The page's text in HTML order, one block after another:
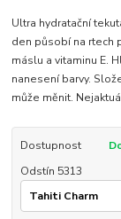
Ultra hydratační
den působí na rtech
máslu a vitaminu E.
nanesení barvy.
může měnit.
Dostupnost
Odstín 5313